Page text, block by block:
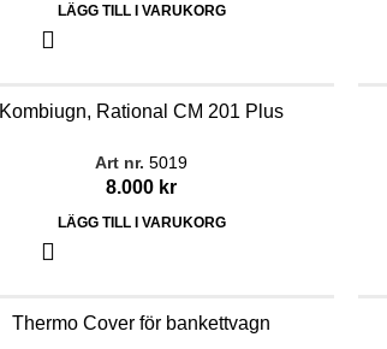
LÄGG TILL I VARUKORG
Kombiugn, Rational CM 201 Plus
Art nr. 5019
8.000 kr
LÄGG TILL I VARUKORG
Thermo Cover för bankettvagn